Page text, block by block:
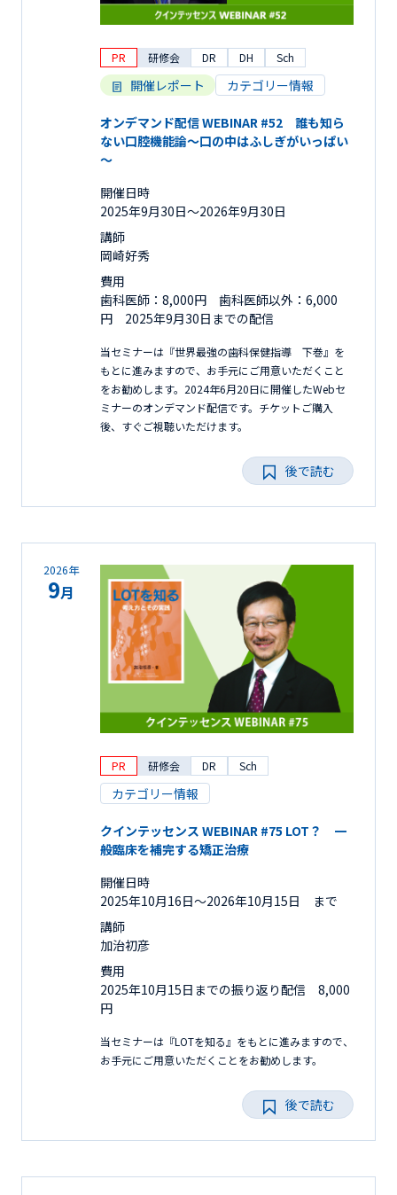
PR 研修会 DR DH Sch
開催レポート カテゴリー情報
オンデマンド配信 WEBINAR #52 誰も知ら
ない口腔機能論～口の中はふしぎがいっぱい
～
開催日時
2025年9月30日〜2026年9月30日
講師
岡崎好秀
費用
歯科医師：8,000円 歯科医師以外：6,000
円 2025年9月30日までの配信
当セミナーは『世界最強の歯科保健指導 下巻』を
もとに進みますので、お手元にご用意いただくこと
をお勧めします。2024年6月20日に開催したWebセ
ミナーのオンデマンド配信です。チケットご購入
後、すぐご視聴いただけます。
後で読む
2026年
9月
PR 研修会 DR Sch
カテゴリー情報
クインテッセンス WEBINAR #75 LOT？ 一
般臨床を補完する矯正治療
開催日時
2025年10月16日〜2026年10月15日 まで
講師
加治初彦
費用
2025年10月15日までの振り返り配信 8,000
円
当セミナーは『LOTを知る』をもとに進みますので、
お手元にご用意いただくことをお勧めします。
後で読む